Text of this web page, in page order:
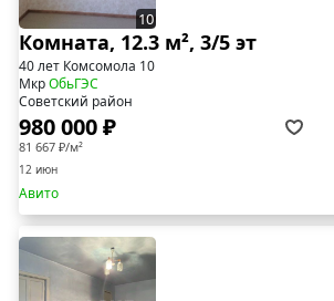
10
Комната, 12.3 м², 3/5 эт
40 лет Комсомола 10
МкрОбьГЭС
Советский район
980 000 ₽
81 667 ₽/м²
12 июн
Авито